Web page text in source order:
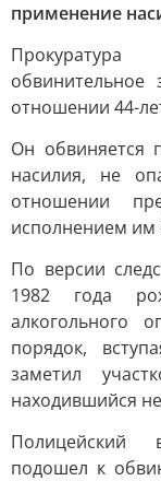
применение
отношении 44-
Он обвиняется
насилия, не
отношении
исполнением им
По версии
1982 года
алкогольного
порядок,
заметил
находившийся
Полицейский
подошел к